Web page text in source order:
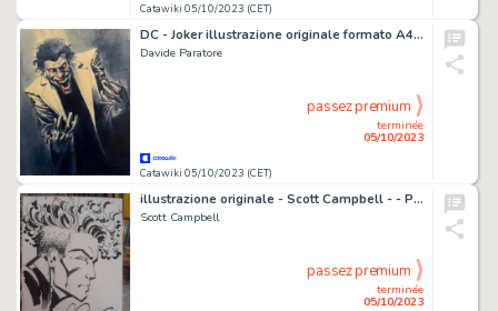
Catawiki 05/10/2023 (CET)
DC - Joker illustrazione originale formato A4 - Page volante - Exemplaire unique - (2022)
Davide Paratore
Catawiki 05/10/2023 (CET)
terminée
05/10/2023
passez premium
illustrazione originale - Scott Campbell - - Page volante - EO - (1995)
Scott Campbell
terminée
05/10/2023
passez premium